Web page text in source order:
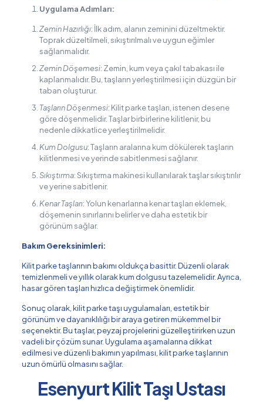
Uygulama Adımları:
Zemin Hazırlığı: İlk adım, alanın zeminini düzeltmektir.
Toprak düzeltilmeli, sıkıştırılmalı ve uygun eğimler
sağlanmalıdır.
Zemin Döşemesi: Zemin, kum veya çakıl tabakası ile
kaplanmalıdır. Bu, taşların yerleştirilmesi için düzgün bir
taban oluşturur.
Taşların Döşenmesi: Kilit parke taşları, istenen desene
göre döşenmelidir. Taşlar birbirlerine kilitlenir, bu
nedenle dikkatlice yerleştirilmelidir.
Kum Dolgusu: Taşların aralarına kum dökülerek taşların
kilitlenmesi ve yerinde sabitlenmesi sağlanır.
Sıkıştırma: Sıkıştırma makinesi kullanılarak taşlar sıkıştırılır
ve yerine sabitlenir.
Kenar Taşları: Yolun kenarlarına kenar taşları eklemek,
döşemenin sınırlarını belirler ve daha estetik bir
görünüm sağlar.
Bakım Gereksinimleri:
Kilit parke taşlarının bakımı oldukça basittir. Düzenli olarak
temizlenmeli ve yıllık olarak kum dolgusu tazelemelidir. Ayrıca,
hasar gören taşları hızlıca değiştirmek önemlidir.
Sonuç olarak, kilit parke taşı uygulamaları, estetik bir
görünüm ve dayanıklılığı bir araya getiren mükemmel bir
seçenektir. Bu taşlar, peyzaj projelerini güzelleştirirken uzun
vadeli bir çözüm sunar. Uygulama aşamalarına dikkat
edilmesi ve düzenli bakımın yapılması, kilit parke taşlarının
uzun ömürlü olmasını sağlar.
Esenyurt Kilit Taşı Ustası